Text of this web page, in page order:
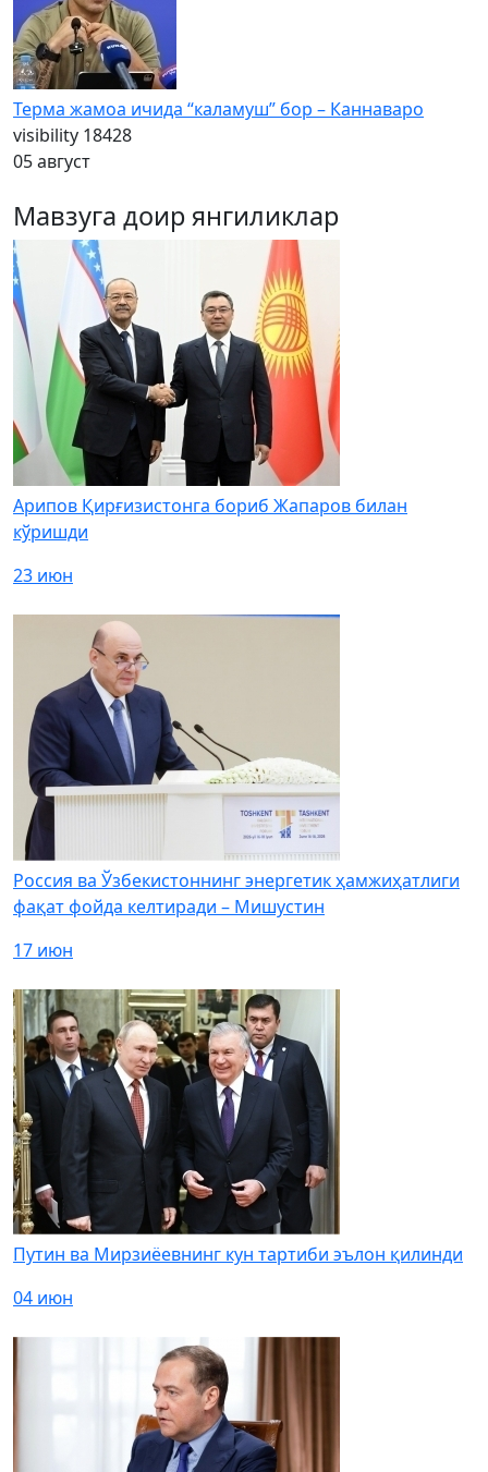
Терма жамоа ичида “каламуш” бор – Каннаваро
visibility 18428
05 август
Мавзуга доир янгиликлар
Арипов Қирғизистонга бориб Жапаров билан
кўришди
23 июн
Россия ва Ўзбекистоннинг энергетик ҳамжиҳатлиги
фақат фойда келтиради – Мишустин
17 июн
Путин ва Мирзиёевнинг кун тартиби эълон қилинди
04 июн